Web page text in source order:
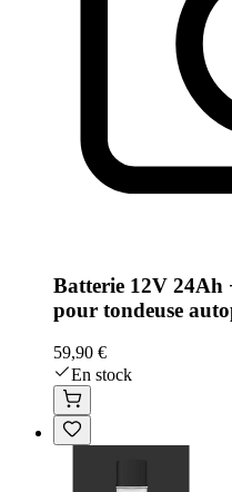
Batterie 12V 24Ah
pour tondeuse
59,90 €
En stock